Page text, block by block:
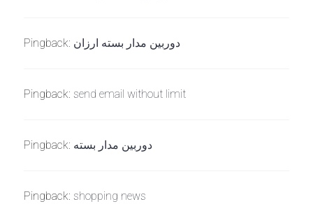
Pingback: دوربین مدار بسته ارزان
Pingback: send email without limit
Pingback: دوربین مدار بسته
Pingback: shopping news